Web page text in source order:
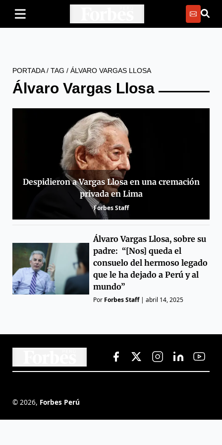
PORTADA/ TAG / ÁLVARO VARGAS LLOSA
Álvaro Vargas Llosa
Despidieron a Vargas Llosa en una cremación
privada en Lima
Forbes Staff
Álvaro Vargas Llosa, sobre su
padre: “[Nos] queda el
consuelo del hermoso legado
que le ha dejado a Perú y al
mundo”
Por Forbes Staff|abril 14, 2025
© 2026, Forbes Perú